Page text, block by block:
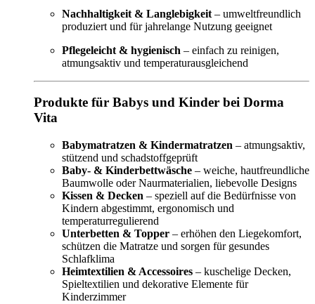
Nachhaltigkeit & Langlebigkeit – umweltfreundlich
produziert und für jahrelange Nutzung geeignet
Pflegeleicht & hygienisch – einfach zu reinigen,
atmungsaktiv und temperaturausgleichend
Produkte für Babys und Kinder bei Dorma
Vita
Babymatratzen & Kindermatratzen – atmungsaktiv,
stützend und schadstoffgeprüft
Baby- & Kinderbettwäsche – weiche, hautfreundliche
Baumwolle oder Naurmaterialien, liebevolle Designs
Kissen & Decken – speziell auf die Bedürfnisse von
Kindern abgestimmt, ergonomisch und
temperaturregulierend
Unterbetten & Topper – erhöhen den Liegekomfort,
schützen die Matratze und sorgen für gesundes
Schlafklima
Heimtextilien & Accessoires – kuschelige Decken,
Spieltextilien und dekorative Elemente für
Kinderzimmer